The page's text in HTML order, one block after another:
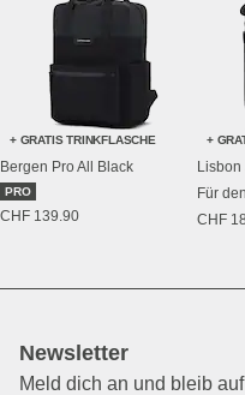
+ GRATIS TRINKFLASCHE
Bergen Pro All Black
PRO
CHF 139.90
+
Für
CHF
Newsletter
Meld dich an und bleib